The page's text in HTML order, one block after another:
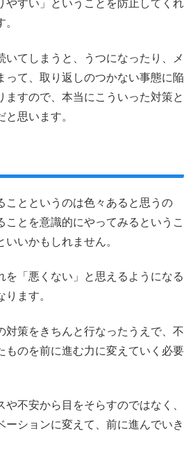
やすい」ということを防止してくれ
いてしまうと、うつになったり、メ
って、取り返しのつかない事態に陥
ますので、本当にこういった対策と
思います。
ことというのは色々あると思うの
ことを意識的にやってみるというこ
いかもしれません。
を「悪くない」と思えるようになる
ます。
対策をきちんと行なったうえで、不
ものを前に進む力に変えていく必要
不安から目をそらすのではなく、
ーションに変えて、前に進んでいき